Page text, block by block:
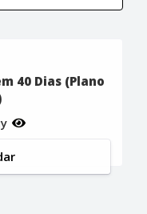
40 Dias (Plano